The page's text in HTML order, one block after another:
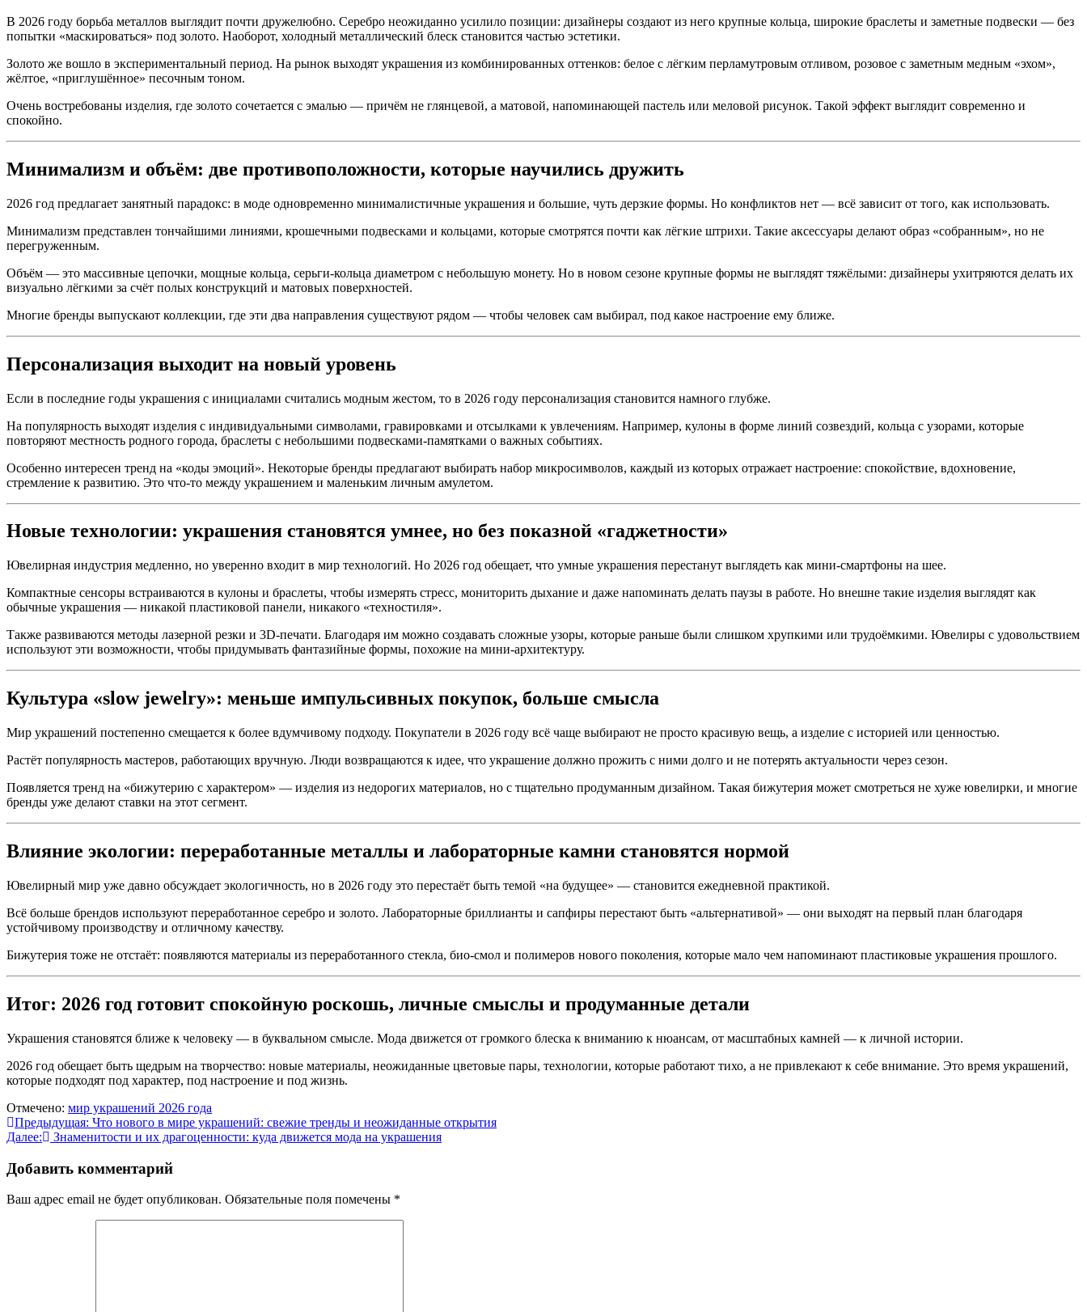
В 2026 году борьба металлов выглядит почти дружелюбно. Серебро неожиданно усилило позиции: дизайнеры создают из него крупные кольца, широкие браслеты и заметные подвески — без
попытки «маскироваться» под золото. Наоборот, холодный металлический блеск становится частью эстетики.
Золото же вошло в экспериментальный период. На рынок выходят украшения из комбинированных оттенков: белое с лёгким перламутровым отливом, розовое с заметным медным «эхом»,
жёлтое, «приглушённое» песочным тоном.
Очень востребованы изделия, где золото сочетается с эмалью — причём не глянцевой, а матовой, напоминающей пастель или меловой рисунок. Такой эффект выглядит современно и
спокойно.
Минимализм и объём: две противоположности, которые научились дружить
2026 год предлагает занятный парадокс: в моде одновременно минималистичные украшения и большие, чуть дерзкие формы. Но конфликтов нет — всё зависит от того, как использовать.
Минимализм представлен тончайшими линиями, крошечными подвесками и кольцами, которые смотрятся почти как лёгкие штрихи. Такие аксессуары делают образ «собранным», но не
перегруженным.
Объём — это массивные цепочки, мощные кольца, серьги-кольца диаметром с небольшую монету. Но в новом сезоне крупные формы не выглядят тяжёлыми: дизайнеры ухитряются делать их
визуально лёгкими за счёт полых конструкций и матовых поверхностей.
Многие бренды выпускают коллекции, где эти два направления существуют рядом — чтобы человек сам выбирал, под какое настроение ему ближе.
Персонализация выходит на новый уровень
Если в последние годы украшения с инициалами считались модным жестом, то в 2026 году персонализация становится намного глубже.
На популярность выходят изделия с индивидуальными символами, гравировками и отсылками к увлечениям. Например, кулоны в форме линий созвездий, кольца с узорами, которые
повторяют местность родного города, браслеты с небольшими подвесками-памятками о важных событиях.
Особенно интересен тренд на «коды эмоций». Некоторые бренды предлагают выбирать набор микросимволов, каждый из которых отражает настроение: спокойствие, вдохновение,
стремление к развитию. Это что-то между украшением и маленьким личным амулетом.
Новые технологии: украшения становятся умнее, но без показной «гаджетности»
Ювелирная индустрия медленно, но уверенно входит в мир технологий. Но 2026 год обещает, что умные украшения перестанут выглядеть как мини-смартфоны на шее.
Компактные сенсоры встраиваются в кулоны и браслеты, чтобы измерять стресс, мониторить дыхание и даже напоминать делать паузы в работе. Но внешне такие изделия выглядят как
обычные украшения — никакой пластиковой панели, никакого «техностиля».
Также развиваются методы лазерной резки и 3D-печати. Благодаря им можно создавать сложные узоры, которые раньше были слишком хрупкими или трудоёмкими. Ювелиры с удовольствием
используют эти возможности, чтобы придумывать фантазийные формы, похожие на мини-архитектуру.
Культура «slow jewelry»: меньше импульсивных покупок, больше смысла
Мир украшений постепенно смещается к более вдумчивому подходу. Покупатели в 2026 году всё чаще выбирают не просто красивую вещь, а изделие с историей или ценностью.
Растёт популярность мастеров, работающих вручную. Люди возвращаются к идее, что украшение должно прожить с ними долго и не потерять актуальности через сезон.
Появляется тренд на «бижутерию с характером» — изделия из недорогих материалов, но с тщательно продуманным дизайном. Такая бижутерия может смотреться не хуже ювелирки, и многие
бренды уже делают ставки на этот сегмент.
Влияние экологии: переработанные металлы и лабораторные камни становятся нормой
Ювелирный мир уже давно обсуждает экологичность, но в 2026 году это перестаёт быть темой «на будущее» — становится ежедневной практикой.
Всё больше брендов используют переработанное серебро и золото. Лабораторные бриллианты и сапфиры перестают быть «альтернативой» — они выходят на первый план благодаря
устойчивому производству и отличному качеству.
Бижутерия тоже не отстаёт: появляются материалы из переработанного стекла, био-смол и полимеров нового поколения, которые мало чем напоминают пластиковые украшения прошлого.
Итог: 2026 год готовит спокойную роскошь, личные смыслы и продуманные детали
Украшения становятся ближе к человеку — в буквальном смысле. Мода движется от громкого блеска к вниманию к нюансам, от масштабных камней — к личной истории.
2026 год обещает быть щедрым на творчество: новые материалы, неожиданные цветовые пары, технологии, которые работают тихо, а не привлекают к себе внимание. Это время украшений,
которые подходят под характер, под настроение и под жизнь.
Отмечено: мир украшений 2026 года
Навигация
по
записям
Предыдущая: Что нового в мире украшений: свежие тренды и неожиданные открытия
Далее:
Знаменитости и их драгоценности: куда движется мода на украшения
Добавить комментарий
Ваш адрес email не будет опубликован. Обязательные поля помечены *